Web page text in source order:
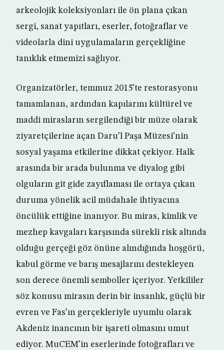
arkeolojik koleksiyonları ile ön plana çıkan
sergi, sanat yapıtları, eserler, fotoğraflar ve
videolarla dini uygulamaların gerçekliğine
tanıklık etmemizi sağlıyor.
Organizatörler, temmuz 2015’te restorasyonu
tamamlanan, ardından kapılarını kültürel ve
maddi mirasların sergilendiği bir müze olarak
ziyaretçilerine açan Daru’l Paşa Müzesi’nin
sosyal yaşama etkilerine dikkat çekiyor. Halk
arasında bir arada bulunma ve diyalog gibi
olguların git gide zayıflaması ile ortaya çıkan
duruma yönelik acil müdahale ihtiyacına
öncülük ettiğine inanıyor. Bu miras, kimlik ve
mezhep kavgaları karşısında sürekli risk altında
olduğu gerçeği göz önüne alındığında hoşgörü,
kabul görme ve barış mesajlarını destekleyen
son derece önemli semboller içeriyor. Yetkililer
söz konusu mirasın derin bir insanlık, güçlü bir
evren ve Fas’ın gerçekleriyle uyumlu olarak
Akdeniz inancının bir işareti olmasını umut
ediyor. MuCEM’in eserlerinde fotoğrafları ve